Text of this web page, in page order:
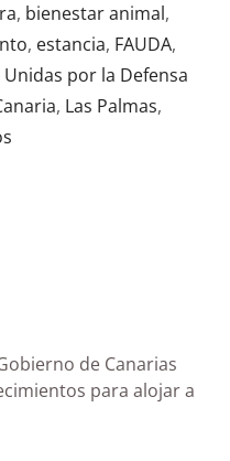
, bienestar animal,
, estancia, FAUDA,
por la Defensa
, Las Palmas,
de Canarias
para alojar a